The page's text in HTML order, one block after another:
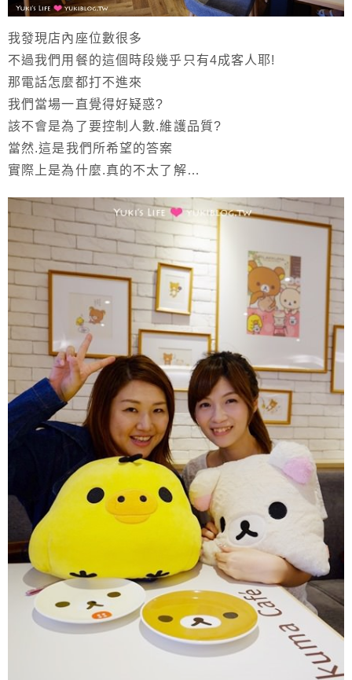
我發現店內座位數很多
不過我們用餐的這個時段幾乎只有4成客人耶!
那電話怎麼都打不進來
我們當場一直覺得好疑惑?
該不會是為了要控制人數.維護品質?
當然.這是我們所希望的答案
實際上是為什麼.真的不太了解…